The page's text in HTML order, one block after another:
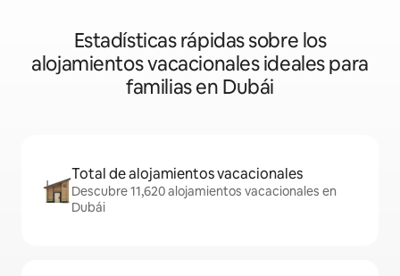
Estadísticas rápidas sobre los
alojamientos vacacionales ideales para
familias en Dubái
Total de alojamientos vacacionales
Descubre 11,620 alojamientos vacacionales en
Dubái